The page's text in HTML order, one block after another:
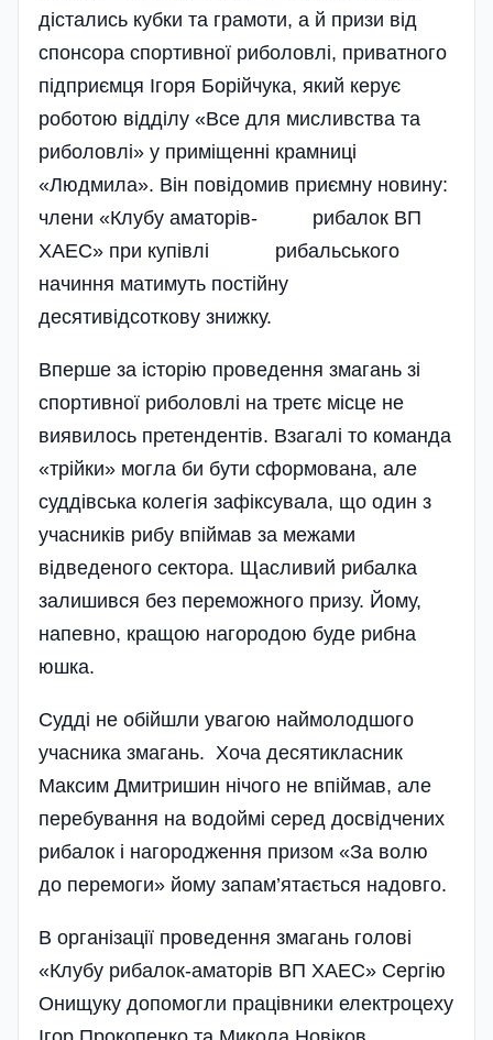
дістались кубки та грамоти, а й призи від
спонсора спортивної риболовлі, приватного
підприємця Ігоря Борійчука, який керує
роботою відділу «Все для мисливства та
риболовлі» у приміщенні крамниці
«Людмила». Він повідомив приємну новину:
члени «Клубу аматорів- рибалок ВП
ХАЕС» при купівлі рибальського
начиння матимуть постійну
десятивідсоткову знижку.
Вперше за історію проведення змагань зі
спортивної риболовлі на третє місце не
виявилось претендентів. Взагалі то команда
«трійки» могла би бути сформована, але
суддівська колегія зафіксувала, що один з
учасників рибу впіймав за межами
відведеного сектора. Щасливий рибалка
залишився без переможного призу. Йому,
напевно, кращою нагородою буде рибна
юшка.
Судді не обійшли увагою наймолодшого
учасника змагань. Хоча десятикласник
Максим Дмитришин нічого не впіймав, але
перебування на водоймі серед досвідчених
рибалок і нагородження призом «За волю
до перемоги» йому запам’ятається надовго.
В організації проведення змагань голові
«Клубу рибалок-аматорів ВП ХАЕС» Сергію
Онищуку допомогли працівники електро­цеху